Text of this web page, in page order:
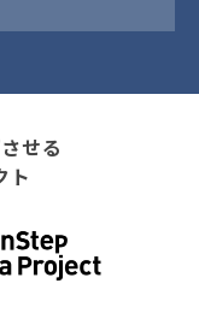
せる
ト